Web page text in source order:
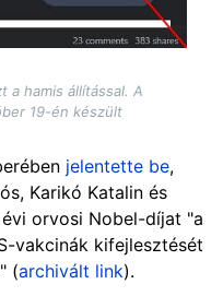
a hamis állítással. A
19-én készült
jelentette be,
Karikó Katalin és
orvosi Nobel-díjat "a
vakcinák kifejlesztését
(archivált link).